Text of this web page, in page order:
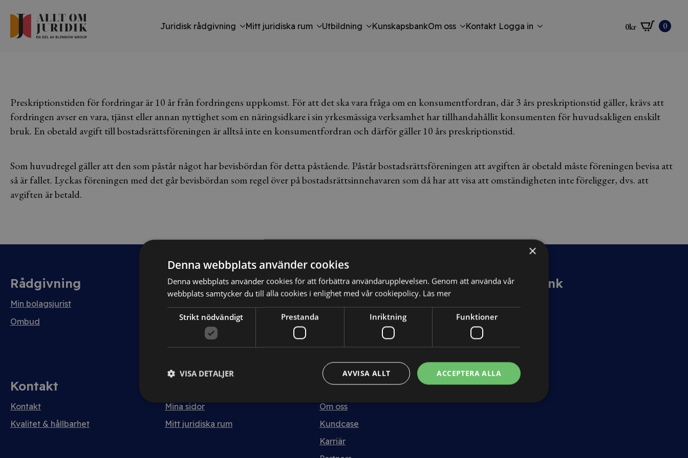
Juridisk rådgivning Mitt juridiska rum Utbildning KunskapsbankOm oss Kontakt Logga in 0kr 0
Preskriptionstiden för fordringar är 10 år från fordringens uppkomst. För att det ska vara fråga om en konsumentfordran, där 3 års preskriptionstid gäller, krävs att
fordringen avser en vara, tjänst eller annan nyttighet som en näringsidkare i sin yrkesmässiga verksamhet har tillhandahållit konsumenten för huvudsakligen enskilt
bruk. En obetald avgift till bostadsrättsföreningen är alltså inte en konsumentfordran och därför gäller 10 års preskriptionstid.
Som huvudregel gäller att den som påstår något har bevisbördan för detta påstående. Påstår bostadsrättsföreningen att avgiften är obetald måste föreningen bevisa att
så är fallet. Lyckas föreningen med det går bevisbördan som regel över på bostadsrättsinnehavaren som då har att visa att omständigheten inte föreligger, dvs. att
avgiften är betald.
Rådgivning
Min bolagsjurist
Ombud
Avtal
Testa kostnadsfritt
Utbildning Kunskapsbank
Avtalsmallar
Nyheter
Kontakt
Kontakt
Kvalitet & hållbarhet
Mina sidor
Mitt juridiska rum
Allt om Juridik
Om oss
Kundcase
Karriär
×
Denna webbplats använder cookies
Denna webbplats använder cookies för att förbättra användarupplevelsen. Genom att använda vår
webbplats samtycker du till alla cookies i enlighet med vår cookiepolicy. Läs mer
Strikt nödvändigt Prestanda Inriktning Funktioner
ACCEPTERA ALLA
AVVISA ALLT
VISA DETALJER